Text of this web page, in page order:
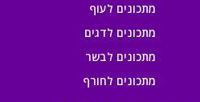
מתכונים לעוף
מתכונים לדגים
מתכונים לבשר
מתכונים לחורף